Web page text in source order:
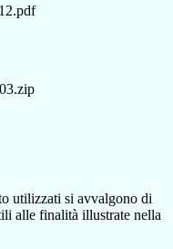
utilizzati si avvalgono di
alle finalità illustrate nella